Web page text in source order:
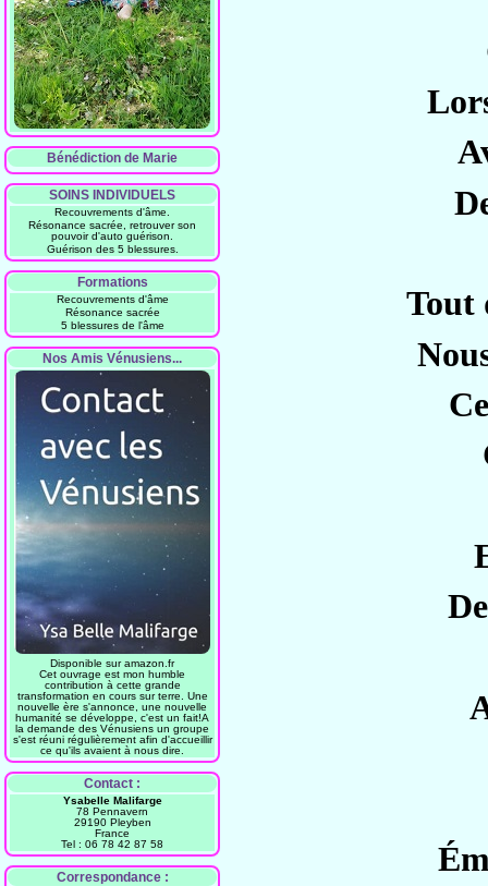
Bénédiction de Marie
SOINS INDIVIDUELS
Recouvrements d'âme.
Résonance sacrée, retrouver son
pouvoir d'auto guérison.
Guérison des 5 blessures.
Formations
Recouvrements d'âme
Résonance sacrée
5 blessures de l'âme
Nos Amis Vénusiens...
Disponible sur amazon.fr
Cet ouvrage est mon humble
contribution à cette grande
transformation en cours sur terre. Une
nouvelle ère s'annonce, une nouvelle
humanité se développe, c'est un fait!A
la demande des Vénusiens un groupe
s'est réuni régulièrement afin d'accueillir
ce qu'ils avaient à nous dire.
Contact :
Ysabelle Malifarge
78 Pennavern
29190 Pleyben
France
Tel : 06 78 42 87 58
Correspondance :
Tout